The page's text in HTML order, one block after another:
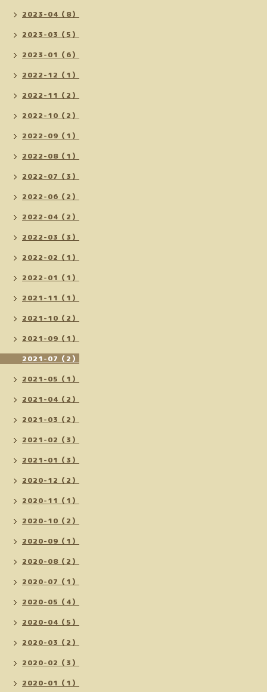
2023-04（8）
2023-03（5）
2023-01（6）
2022-12（1）
2022-11（2）
2022-10（2）
2022-09（1）
2022-08（1）
2022-07（3）
2022-06（2）
2022-04（2）
2022-03（3）
2022-02（1）
2022-01（1）
2021-11（1）
2021-10（2）
2021-09（1）
2021-07（2）
2021-05（1）
2021-04（2）
2021-03（2）
2021-02（3）
2021-01（3）
2020-12（2）
2020-11（1）
2020-10（2）
2020-09（1）
2020-08（2）
2020-07（1）
2020-05（4）
2020-04（5）
2020-03（2）
2020-02（3）
2020-01（1）